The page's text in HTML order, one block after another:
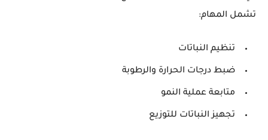
تشمل المهام:
تنظيم النباتات
ضبط درجات الحرارة والرطوبة
متابعة عملية النمو
تجهيز النباتات للتوزيع